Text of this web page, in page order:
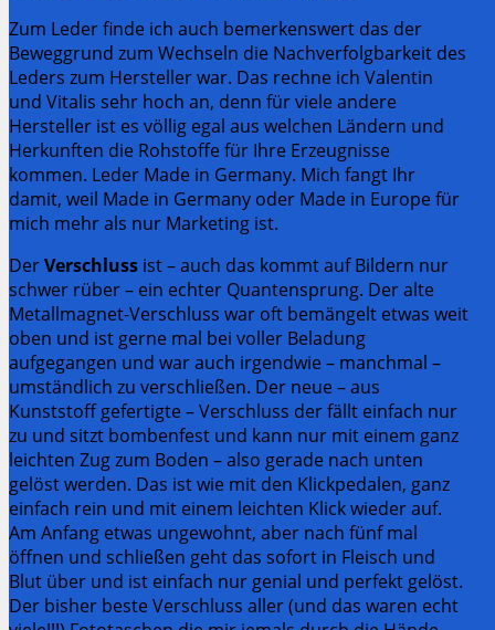
Zum Leder finde ich auch bemerkenswert das der
Beweggrund zum Wechseln die Nachverfolgbarkeit des
Leders zum Hersteller war. Das rechne ich Valentin
und Vitalis sehr hoch an, denn für viele andere
Hersteller ist es völlig egal aus welchen Ländern und
Herkunften die Rohstoffe für Ihre Erzeugnisse
kommen. Leder Made in Germany. Mich fangt Ihr
damit, weil Made in Germany oder Made in Europe für
mich mehr als nur Marketing ist.
DerVerschluss ist – auch das kommt auf Bildern nur
schwer rüber – ein echter Quantensprung. Der alte
Metallmagnet-Verschluss war oft bemängelt etwas weit
oben und ist gerne mal bei voller Beladung
aufgegangen und war auch irgendwie – manchmal –
umständlich zu verschließen. Der neue – aus
Kunststoff gefertigte – Verschluss der fällt einfach nur
zu und sitzt bombenfest und kann nur mit einem ganz
leichten Zug zum Boden – also gerade nach unten
gelöst werden. Das ist wie mit den Klickpedalen, ganz
einfach rein und mit einem leichten Klick wieder auf.
Am Anfang etwas ungewohnt, aber nach fünf mal
öffnen und schließen geht das sofort in Fleisch und
Blut über und ist einfach nur genial und perfekt gelöst.
Der bisher beste Verschluss aller (und das waren echt